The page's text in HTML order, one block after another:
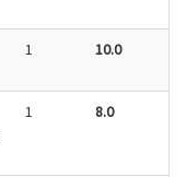
1 10.0
1 8.0